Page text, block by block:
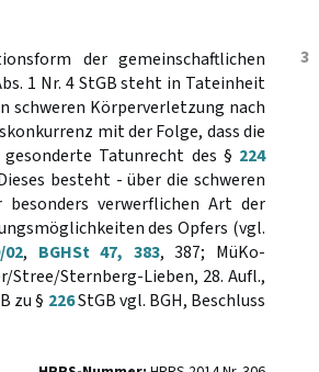
3
der gemeinschaftlichen
1 Nr. 4 StGB steht in Tateinheit
schweren Körperverletzung nach
mit der Folge, dass die
Tatunrecht des § 224
besteht - über die schweren
verwerflichen Art der
des Opfers (vgl.
, BGHSt 47, 383, 387; MüKo-
Stree/Sternberg-Lieben, 28. Aufl.,
zu § 226StGB vgl. BGH, Beschluss